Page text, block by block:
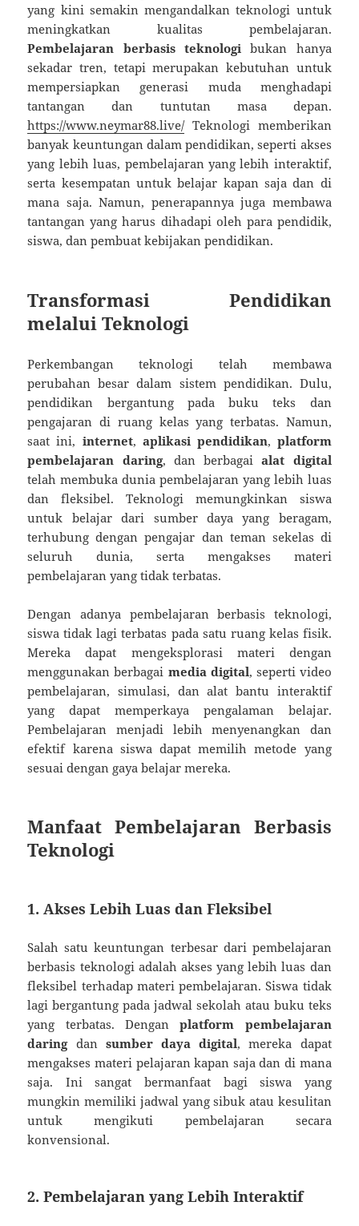
yang kini semakin mengandalkan teknologi untuk
meningkatkan kualitas pembelajaran.
Pembelajaran berbasis teknologi bukan hanya
sekadar tren, tetapi merupakan kebutuhan untuk
mempersiapkan generasi muda menghadapi
tantangan dan tuntutan masa depan.
https://www.neymar88.live/Teknologi memberikan
banyak keuntungan dalam pendidikan, seperti akses
yang lebih luas, pembelajaran yang lebih interaktif,
serta kesempatan untuk belajar kapan saja dan di
mana saja. Namun, penerapannya juga membawa
tantangan yang harus dihadapi oleh para pendidik,
siswa, dan pembuat kebijakan pendidikan.
Transformasi Pendidikan
melalui Teknologi
Perkembangan teknologi telah membawa
perubahan besar dalam sistem pendidikan. Dulu,
pendidikan bergantung pada buku teks dan
pengajaran di ruang kelas yang terbatas. Namun,
saat ini, internet, aplikasi pendidikan, platform
pembelajaran daring, dan berbagaialat digital
telah membuka dunia pembelajaran yang lebih luas
dan fleksibel. Teknologi memungkinkan siswa
untuk belajar dari sumber daya yang beragam,
terhubung dengan pengajar dan teman sekelas di
seluruh dunia, serta mengakses materi
pembelajaran yang tidak terbatas.
Dengan adanya pembelajaran berbasis teknologi,
siswa tidak lagi terbatas pada satu ruang kelas fisik.
Mereka dapat mengeksplorasi materi dengan
menggunakan berbagai media digital, seperti video
pembelajaran, simulasi, dan alat bantu interaktif
yang dapat memperkaya pengalaman belajar.
Pembelajaran menjadi lebih menyenangkan dan
efektif karena siswa dapat memilih metode yang
sesuai dengan gaya belajar mereka.
Manfaat Pembelajaran Berbasis
Teknologi
1. Akses Lebih Luas dan Fleksibel
Salah satu keuntungan terbesar dari pembelajaran
berbasis teknologi adalah akses yang lebih luas dan
fleksibel terhadap materi pembelajaran. Siswa tidak
lagi bergantung pada jadwal sekolah atau buku teks
yang terbatas. Denganplatform pembelajaran
daringdan sumber daya digital, mereka dapat
mengakses materi pelajaran kapan saja dan di mana
saja. Ini sangat bermanfaat bagi siswa yang
mungkin memiliki jadwal yang sibuk atau kesulitan
untuk mengikuti pembelajaran secara
konvensional.
2. Pembelajaran yang Lebih Interaktif